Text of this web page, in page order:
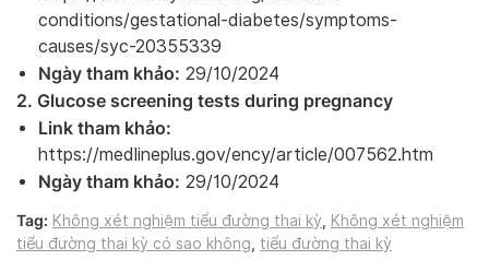
conditions/gestational-diabetes/symptoms-
causes/syc-20355339
Ngày tham khảo: 29/10/2024
2. Glucose screening tests during pregnancy
Link tham khảo:
https://medlineplus.gov/ency/article/007562.htm
Ngày tham khảo: 29/10/2024
Tag: Không xét nghiệm tiểu đường thai kỳ
Không xét nghiệm
tiểu đường thai kỳ có sao không
tiểu đường thai kỳ